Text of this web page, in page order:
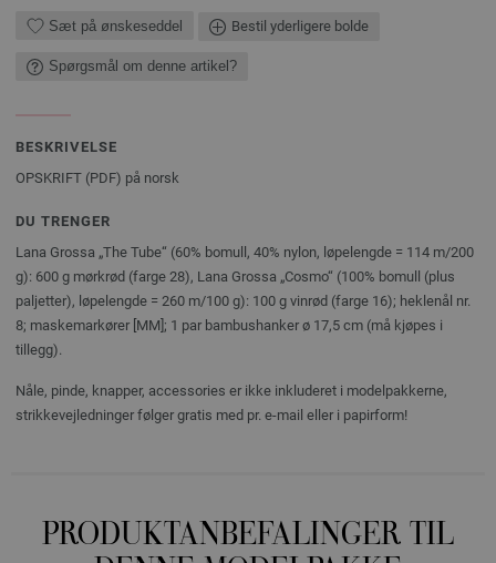
Sæt på ønskeseddel Bestil yderligere bolde
Spørgsmål om denne artikel?
BESKRIVELSE
OPSKRIFT (PDF) på norsk
DU TRENGER
Lana Grossa „The Tube“ (60% bomull, 40% nylon, løpelengde = 114 m/200
g): 600 g mørkrød (farge 28), Lana Grossa „Cosmo“ (100% bomull (plus
paljetter), løpelengde = 260 m/100 g): 100 g vinrød (farge 16); heklenål nr.
8; maskemarkører [MM]; 1 par bambushanker ø 17,5 cm (må kjøpes i
tillegg).
Nåle, pinde, knapper, accessories er ikke inkluderet i modelpakkerne,
strikkevejledninger følger gratis med pr. e-mail eller i papirform!
PRODUKTANBEFALINGER TIL